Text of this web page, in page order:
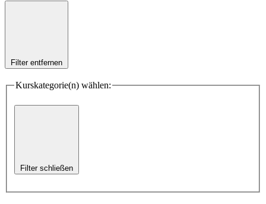
Filter entfernen
Kurskategorie(n) wählen:
Filter schließen